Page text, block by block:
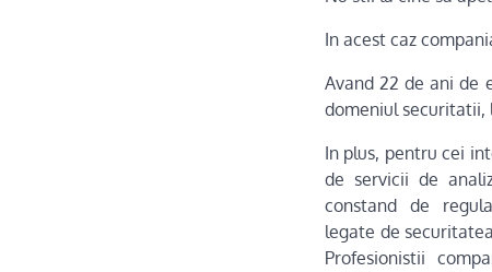
In acest caz
Avand 22 de ani de
domeniul securitatii,
In plus, pentru cei
de servicii de
constand de
legate de
Profesionistii